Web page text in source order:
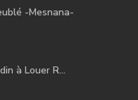
-Mesnana-
à Louer R...